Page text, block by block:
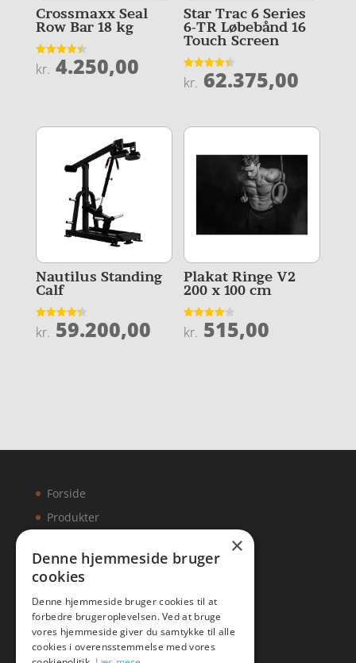
Crossmaxx Seal
Row Bar 18 kg
Vurderet
4.4
kr. 4.250,00
Star Trac 6 Series
6-TR Løbebånd 16
Touch Screen
Vurderet
4.4
kr. 62.375,00
Nautilus Standing
Calf
Vurderet
4.3
kr. 59.200,00
Plakat Ringe V2
200 x 100 cm
Vurderet
4.1
kr. 515,00
Forside
Produkter
Artikler
Malawigruppen
×
Denne hjemmeside bruger
cookies
Denne hjemmeside bruger cookies til at
forbedre brugeroplevelsen. Ved at bruge
vores hjemmeside giver du samtykke til alle
cookies i overensstemmelse med vores